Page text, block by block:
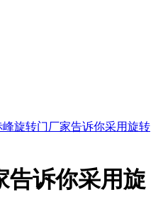
峰旋转门厂家告诉你采用旋转
告诉你采用旋